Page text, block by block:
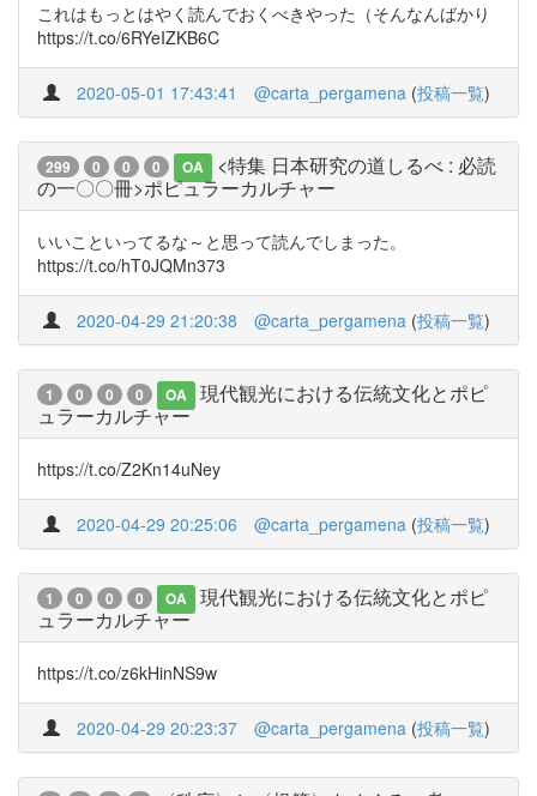
これはもっとはやく読んでおくべきやった（そんなんばかり
https://t.co/6RYeIZKB6C
2020-05-01 17:43:41 @carta_pergamena (投稿一覧)
299 0 0 0 OA
<特集 日本研究の道しるべ : 必読
の一〇〇冊>ポピュラーカルチャー
いいこといってるな～と思って読んでしまった。
https://t.co/hT0JQMn373
2020-04-29 21:20:38 @carta_pergamena (投稿一覧)
1 0 0 0 OA
現代観光における伝統文化とポピ
ュラーカルチャー
https://t.co/Z2Kn14uNey
2020-04-29 20:25:06 @carta_pergamena (投稿一覧)
1 0 0 0 OA
現代観光における伝統文化とポピ
ュラーカルチャー
https://t.co/z6kHinNS9w
2020-04-29 20:23:37 @carta_pergamena (投稿一覧)